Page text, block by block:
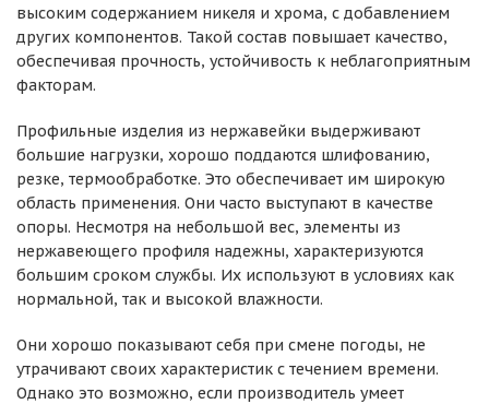
высоким содержанием никеля и хрома, с добавлением
других компонентов. Такой состав повышает качество,
обеспечивая прочность, устойчивость к неблагоприятным
факторам.
Профильные изделия из нержавейки выдерживают
большие нагрузки, хорошо поддаются шлифованию,
резке, термообработке. Это обеспечивает им широкую
область применения. Они часто выступают в качестве
опоры. Несмотря на небольшой вес, элементы из
нержавеющего профиля надежны, характеризуются
большим сроком службы. Их используют в условиях как
нормальной, так и высокой влажности.
Они хорошо показывают себя при смене погоды, не
утрачивают своих характеристик с течением времени.
Однако это возможно, если производитель умеет